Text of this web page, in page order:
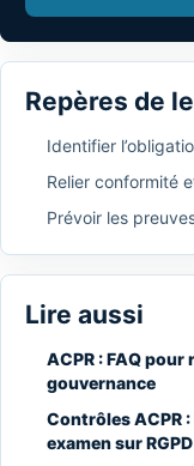
Repères de
Identifier
Relier conformité
Prévoir les
Lire aussi
ACPR : FAQ
gouvernance
Contrôles ACPR
examen sur RGPD